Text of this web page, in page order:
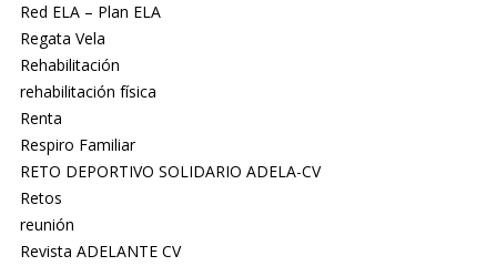
Red ELA – Plan ELA
Regata Vela
Rehabilitación
rehabilitación física
Renta
Respiro Familiar
RETO DEPORTIVO SOLIDARIO ADELA-CV
Retos
reunión
Revista ADELANTE CV